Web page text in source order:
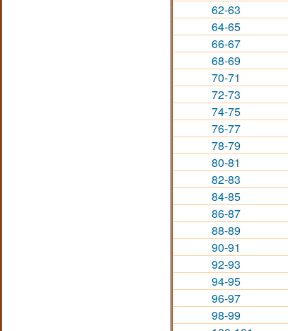
62-63
64-65
66-67
68-69
70-71
72-73
74-75
76-77
78-79
80-81
82-83
84-85
86-87
88-89
90-91
92-93
94-95
96-97
98-99